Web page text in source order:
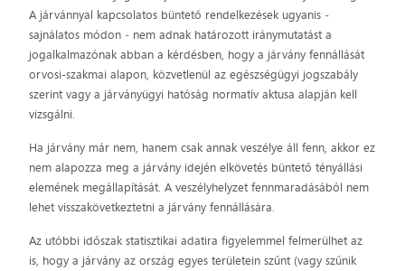
A járvánnyal kapcsolatos büntető rendelkezések ugyanis ‒
sajnálatos módon ‒ nem adnak határozott iránymutatást a
jogalkalmazónak abban a kérdésben, hogy a járvány fennállását
orvosi-szakmai alapon, közvetlenül az egészségügyi jogszabály
szerint vagy a járványügyi hatóság normatív aktusa alapján kell
vizsgálni.
Ha járvány már nem, hanem csak annak veszélye áll fenn, akkor ez
nem alapozza meg a járvány idején elkövetés büntető tényállási
elemének megállapítását. A veszélyhelyzet fennmaradásából nem
lehet visszakövetkeztetni a járvány fennállására.
Az utóbbi időszak statisztikai adatira figyelemmel felmerülhet az
is, hogy a járvány az ország egyes területein szűnt (vagy szűnik